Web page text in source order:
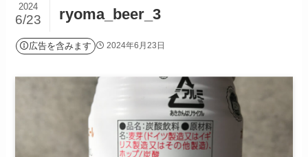
ryoma_beer_3
2024
6/23
広告を含みます 2024年6月23日